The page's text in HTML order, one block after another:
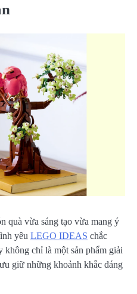
quà vừa sáng tạo vừa mang ý
yêu LEGO IDEAS chắc
không chỉ là một sản phẩm giải
giữ những khoảnh khắc đáng